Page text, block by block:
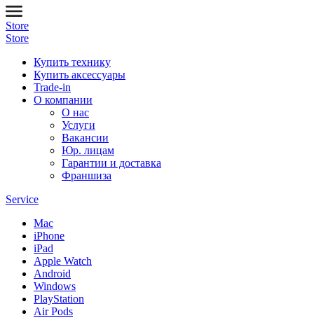
Store
Store
Купить технику
Купить аксессуары
Trade-in
О компании
О нас
Услуги
Вакансии
Юр. лицам
Гарантии и доставка
Франшиза
Service
Mac
iPhone
iPad
Apple Watch
Android
Windows
PlayStation
Air Pods